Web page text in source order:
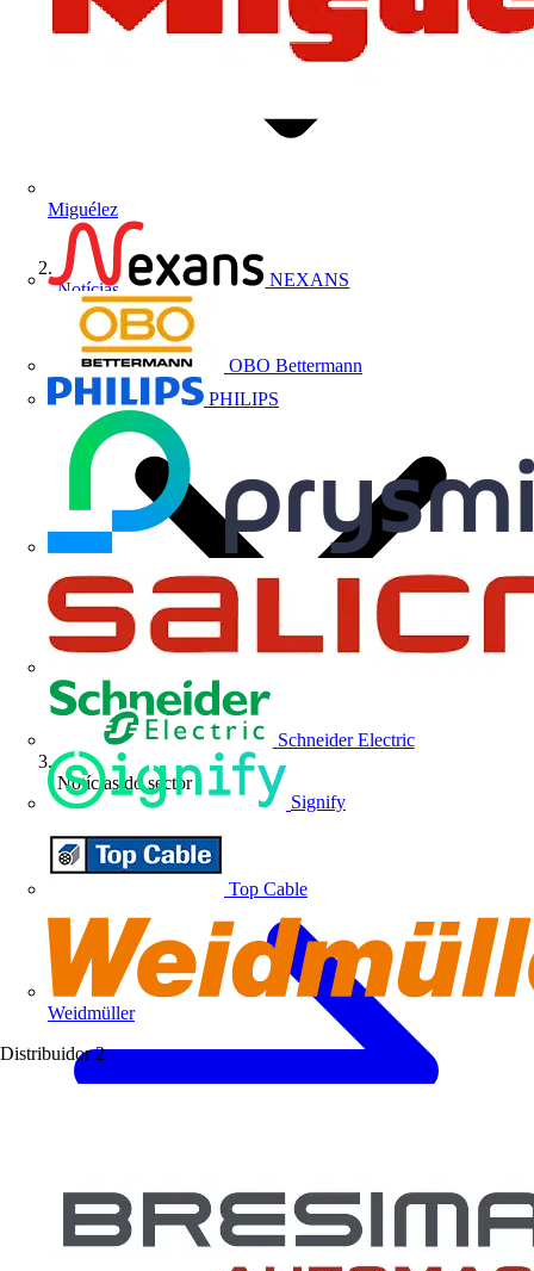
Miguélez
NEXANS
OBO Bettermann
PHILIPS
Schneider Electric
Signify
Top Cable
Weidmüller
Distribuidor 2
Notícias
Notícias do sector